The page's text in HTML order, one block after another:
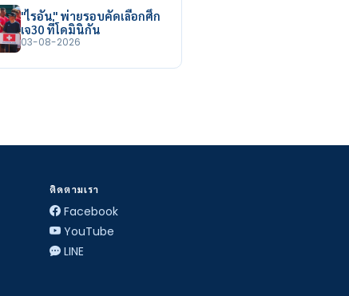
"ไรอัน" พ่ายรอบคัดเลือกศึก
เจ30 ที่โดมินิกัน
03-08-2026
ติดตามเรา
Facebook
YouTube
LINE